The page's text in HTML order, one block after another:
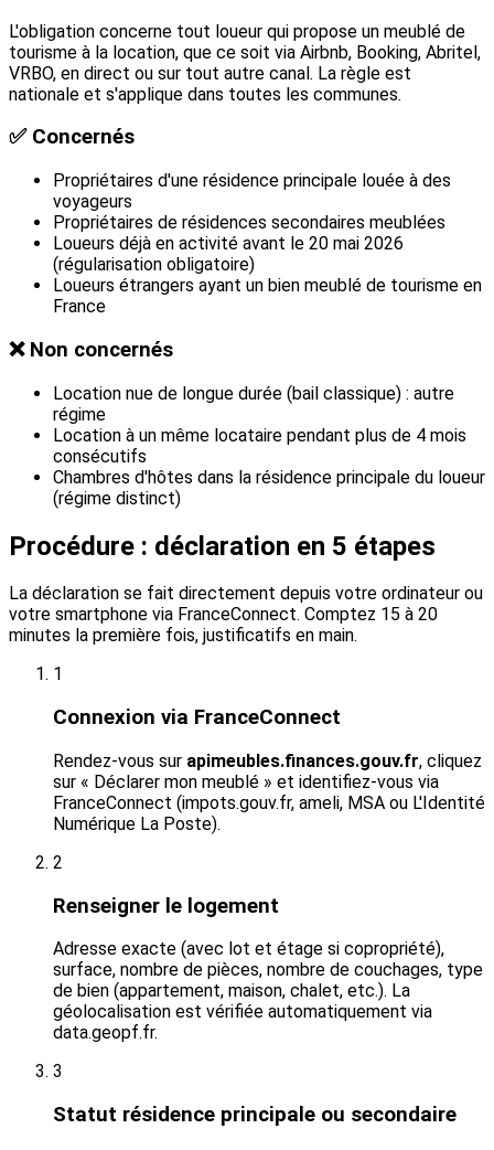
L'obligation concerne tout loueur qui propose un meublé de
tourisme à la location, que ce soit via Airbnb, Booking, Abritel,
VRBO, en direct ou sur tout autre canal. La règle est
nationale et s'applique dans toutes les communes.
✅ Concernés
Propriétaires d'une résidence principale louée à des
voyageurs
Propriétaires de résidences secondaires meublées
Loueurs déjà en activité avant le 20 mai 2026
(régularisation obligatoire)
Loueurs étrangers ayant un bien meublé de tourisme en
France
❌ Non concernés
Location nue de longue durée (bail classique) : autre
régime
Location à un même locataire pendant plus de 4 mois
consécutifs
Chambres d'hôtes dans la résidence principale du loueur
(régime distinct)
Procédure : déclaration en 5 étapes
La déclaration se fait directement depuis votre ordinateur ou
votre smartphone via FranceConnect. Comptez 15 à 20
minutes la première fois, justificatifs en main.
1
Connexion via FranceConnect
Rendez-vous sur apimeubles.finances.gouv.fr, cliquez
sur « Déclarer mon meublé » et identifiez-vous via
FranceConnect (impots.gouv.fr, ameli, MSA ou L'Identité
Numérique La Poste).
2
Renseigner le logement
Adresse exacte (avec lot et étage si copropriété),
surface, nombre de pièces, nombre de couchages, type
de bien (appartement, maison, chalet, etc.). La
géolocalisation est vérifiée automatiquement via
data.geopf.fr.
3
Statut résidence principale ou secondaire